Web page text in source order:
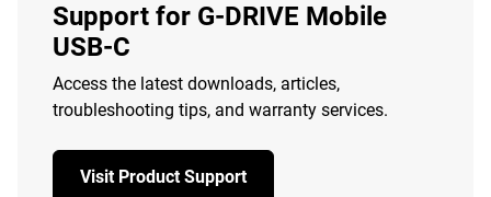
Support for G-DRIVE Mobile
USB-C
Access the latest downloads, articles,
troubleshooting tips, and warranty services.
Visit Product Support